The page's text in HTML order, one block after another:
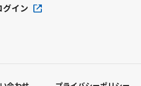
グイン